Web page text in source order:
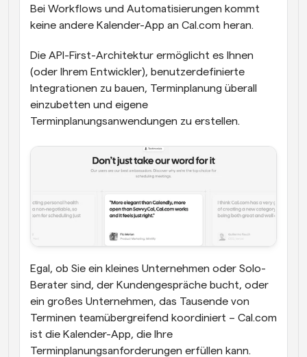
Bei Workflows und Automatisierungen kommt
keine andere Kalender-App an Cal.com heran.
Die API-First-Architektur ermöglicht es Ihnen
(oder Ihrem Entwickler), benutzerdefinierte
Integrationen zu bauen, Terminplanung überall
einzubetten und eigene
Terminplanungsanwendungen zu erstellen.
Egal, ob Sie ein kleines Unternehmen oder Solo-
Berater sind, der Kundengespräche bucht, oder
ein großes Unternehmen, das Tausende von
Terminen teamübergreifend koordiniert – Cal.com
ist die Kalender-App, die Ihre
Terminplanungsanforderungen erfüllen kann.